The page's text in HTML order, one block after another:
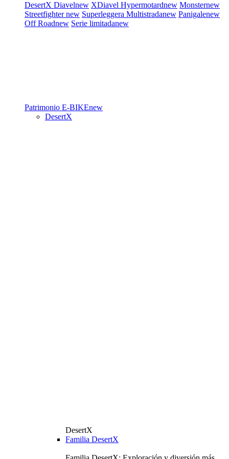
DesertX Diavelnew XDiavel Hypermotardnew Monsternew
Streetfighternew Superleggera Multistradanew Panigalenew
Off Roadnew Serie limitadanew
Patrimonio E-BIKEnew
DesertX
DesertX
Familia DesertX